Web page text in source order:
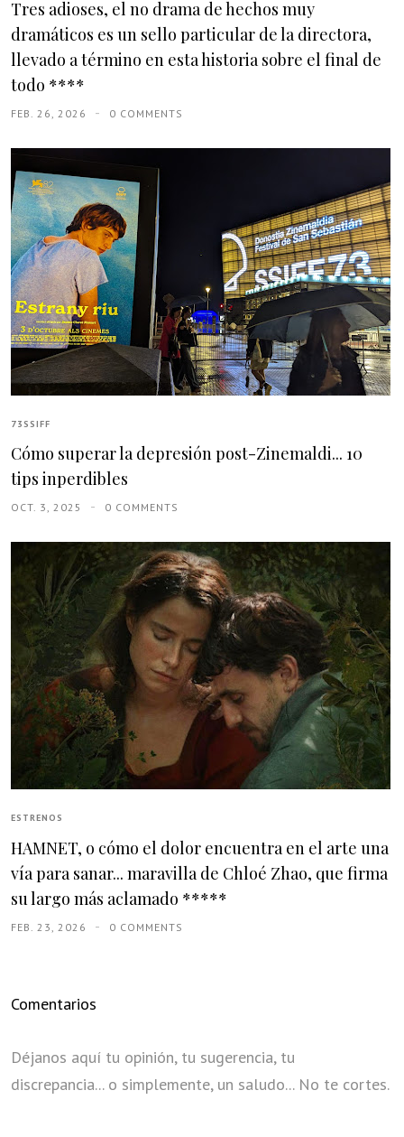
Tres adioses, el no drama de hechos muy
dramáticos es un sello particular de la directora,
llevado a término en esta historia sobre el final de
todo ****
FEB. 26, 2026 0 COMMENTS
73SSIFF
Cómo superar la depresión post-Zinemaldi... 10
tips inperdibles
OCT. 3, 2025 0 COMMENTS
ESTRENOS
HAMNET, o cómo el dolor encuentra en el arte una
vía para sanar... maravilla de Chloé Zhao, que firma
su largo más aclamado *****
FEB. 23, 2026 0 COMMENTS
Comentarios
Déjanos aquí tu opinión, tu sugerencia, tu
discrepancia... o simplemente, un saludo... No te cortes.